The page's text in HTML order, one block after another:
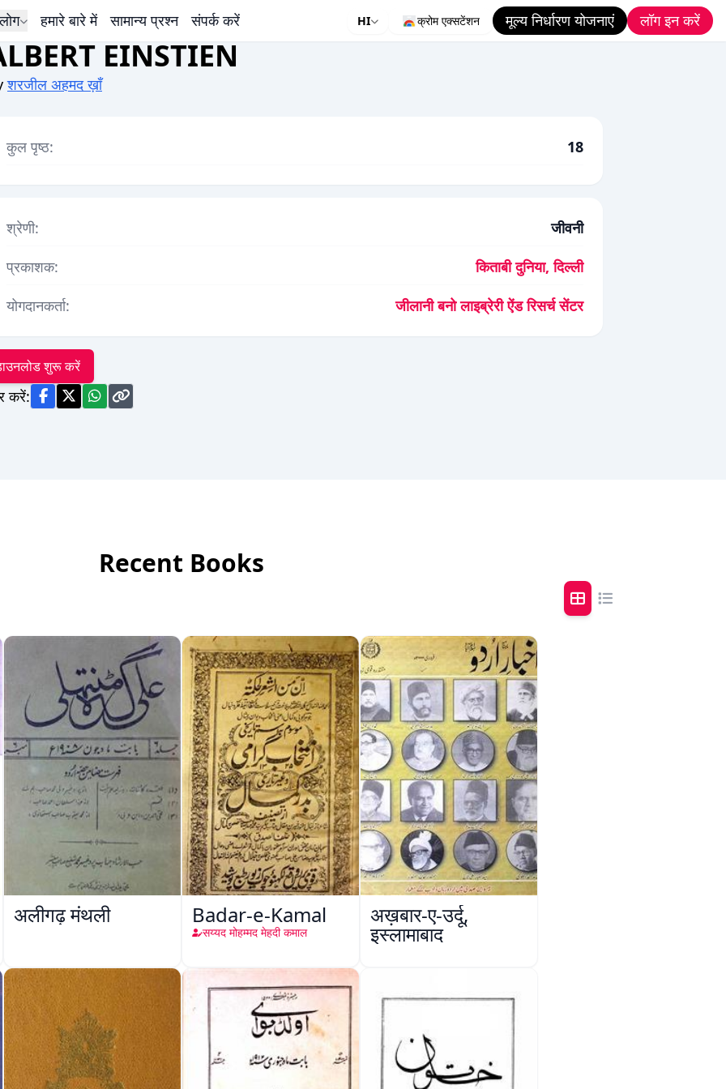
हमारे बारे में सामान्य प्रश्न संपर्क करें HI क्रोम एक्सटेंशन मूल्य निर्धारण योजनाएं लॉग इन करें
EINSTIEN
शरजील अहमद ख़ाँ
कुल पृष्ठ: 18
श्रेणी:
जीवनी
प्रकाशक:
किताबी दुनिया, दिल्ली
योगदानकर्ता:
जीलानी बनो लाइब्रेरी ऐंड रिसर्च सेंटर
शुरू करें
करें:
Recent Books
अलीगढ़ मंथली Badar-e-Kamal
सय्यद मोहम्मद मेहदी कमाल
अख़बार-ए-उर्दू,
इस्लामाबाद